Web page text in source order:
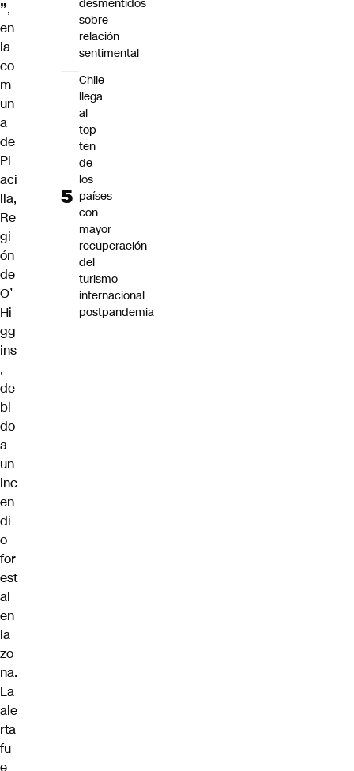
”,
en
la
co
m
un
a
de
Pl
aci
lla,
Re
gi
ón
de
O’
Hi
gg
ins
,
de
bi
do
a
un
inc
en
di
o
for
est
al
en
la
zo
na.
La
ale
rta
fu
desmentidos
sobre
relación
sentimental
Chile
llega
al
top
ten
de
los
países
con
mayor
recuperación
del
turismo
internacional
postpandemia